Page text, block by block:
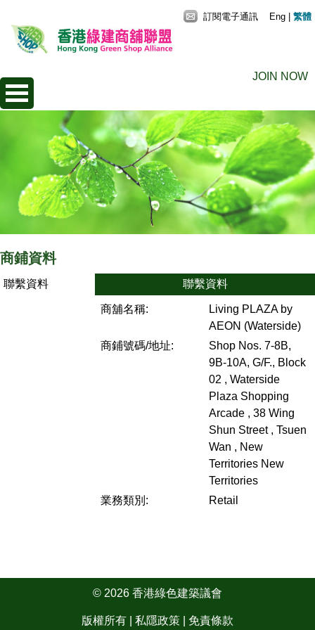
JOIN NOW
訂閱電子通訊 Eng 繁體
商鋪資料
聯繫資料 聯繫資料
商舖名稱:
Living PLAZA by
AEON (Waterside)
商鋪號碼/地址:
Shop Nos. 7-8B,
9B-10A, G/F., Block
02 , Waterside
Plaza Shopping
Arcade , 38 Wing
Shun Street , Tsuen
Wan , New
Territories New
Territories
業務類別:
Retail
© 2026 香港綠色建築議會
版權所有 | 私隱政策 免責條款